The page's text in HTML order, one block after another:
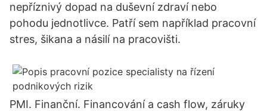
nepříznivý dopad na duševní zdraví nebo
pohodu jednotlivce. Patří sem například pracovní
stres, šikana a násilí na pracovišti.
PMI. Finanční. Financování a cash flow, záruky